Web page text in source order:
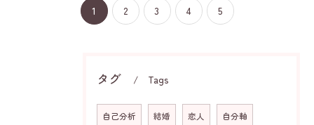
1 2 3 4 5
タグ Tags
自己分析 結婚 恋人 自分軸